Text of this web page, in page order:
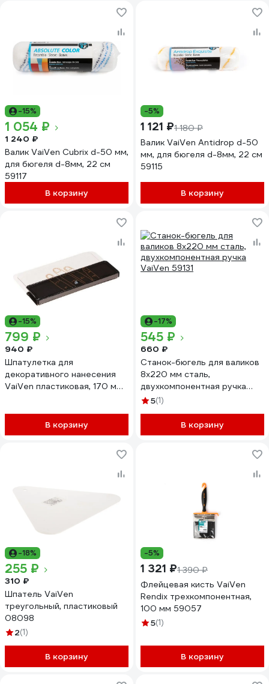
-15%
1 054 ₽
1 240 ₽
Валик VaiVen Cubrix d-50 мм,
для бюгеля d-8мм, 22 см
59117
В корзину
-5%
1 121 ₽1 180 ₽
Валик VaiVen Antidrop d-50
мм, для бюгеля d-8мм, 22 см
59115
В корзину
-15%
799 ₽
940 ₽
Шпатулетка для
декоративного нанесения
VaiVen пластиковая, 170 мм
В корзину
-17%
545 ₽
660 ₽
Станок-бюгель для валиков
8х220 мм сталь,
двухкомпонентная ручка
VaiVen 59131
5(1)
В корзину
-18%
255 ₽
310 ₽
Шпатель VaiVen
треугольный, пластиковый
08098
2(1)
В корзину
-5%
1 321 ₽1 390 ₽
Флейцевая кисть VaiVen
Rendix трехкомпонентная,
100 мм 59057
5(1)
В корзину